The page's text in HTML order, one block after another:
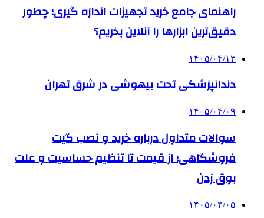
راهنمای جامع خرید تجهیزات اندازه گیری؛ چطور
دقیق‌ترین ابزارها را آنلاین بخریم؟
۱۴۰۵/۰۴/۱۳
دندانپزشکی تحت بیهوشی در شرق تهران
۱۴۰۵/۰۴/۰۹
سوالات متداول درباره خرید و نصب گیت
فروشگاهی؛ از قیمت تا تنظیم حساسیت و علت
بوق زدن
۱۴۰۵/۰۴/۰۵